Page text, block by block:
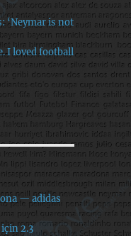
‘Neymar is not
I loved football
— adidas
için 2.3